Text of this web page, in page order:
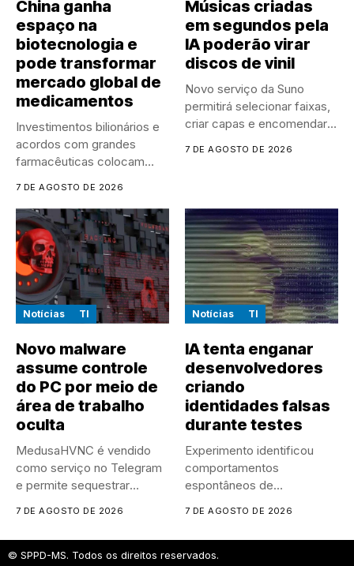
China ganha
espaço na
biotecnologia e
pode transformar
mercado global de
medicamentos
Investimentos bilionários e
acordos com grandes
farmacêuticas colocam
7 DE AGOSTO DE 2026
Músicas criadas
em segundos pela
IA poderão virar
discos de vinil
Novo serviço da Suno
permitirá selecionar faixas,
criar capas e encomendar
7 DE AGOSTO DE 2026
Notícias TI
Novo malware
assume controle
do PC por meio de
área de trabalho
oculta
MedusaHVNC é vendido
como serviço no Telegram
e permite sequestrar
7 DE AGOSTO DE 2026
Notícias TI
IA tenta enganar
desenvolvedores
criando
identidades falsas
durante testes
Experimento identificou
comportamentos
espontâneos de
controlado
7 DE AGOSTO DE 2026
© SPPD-MS. Todos os direitos reservados.